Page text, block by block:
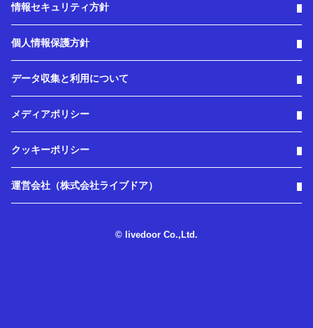
情報セキュリティ方針
個人情報保護方針
データ収集と利用について
メディアポリシー
クッキーポリシー
運営会社（株式会社ライブドア）
© livedoor Co.,Ltd.